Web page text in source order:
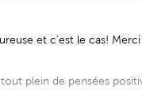
et c’est le cas!
plein de pensées